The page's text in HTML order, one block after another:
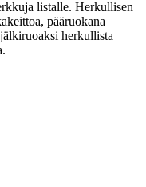
listalle. Herkullisen
pääruokana
herkullista